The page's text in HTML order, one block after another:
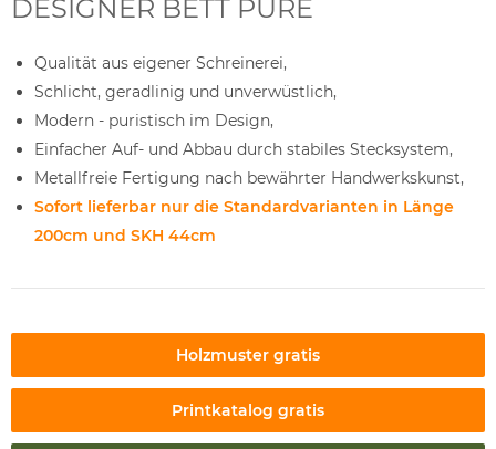
DESIGNER BETT PURE
Qualität aus eigener Schreinerei,
Schlicht, geradlinig und unverwüstlich,
Modern - puristisch im Design,
Einfacher Auf- und Abbau durch stabiles Stecksystem,
Metallfreie Fertigung nach bewährter Handwerkskunst,
Sofort lieferbar nur die Standardvarianten in Länge
200cm und SKH 44cm
Holzmuster gratis
Printkatalog gratis